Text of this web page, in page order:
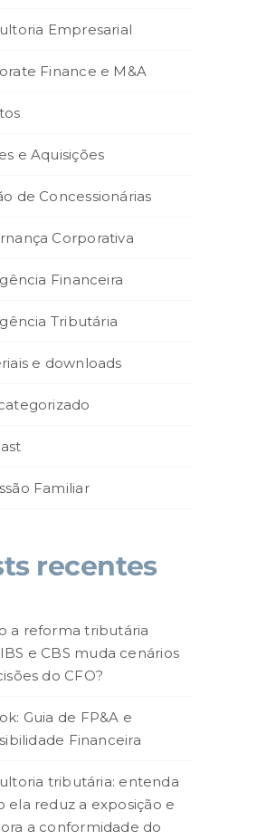
Empresarial
Finance e M&A
e Aquisições
de Concessionárias
Corporativa
Financeira
Tributária
e downloads
Familiar
recentes
a reforma tributária
e CBS muda cenários
do CFO?
Guia de FP&A e
Financeira
tributária: entenda
ela reduz a exposição e
a conformidade do